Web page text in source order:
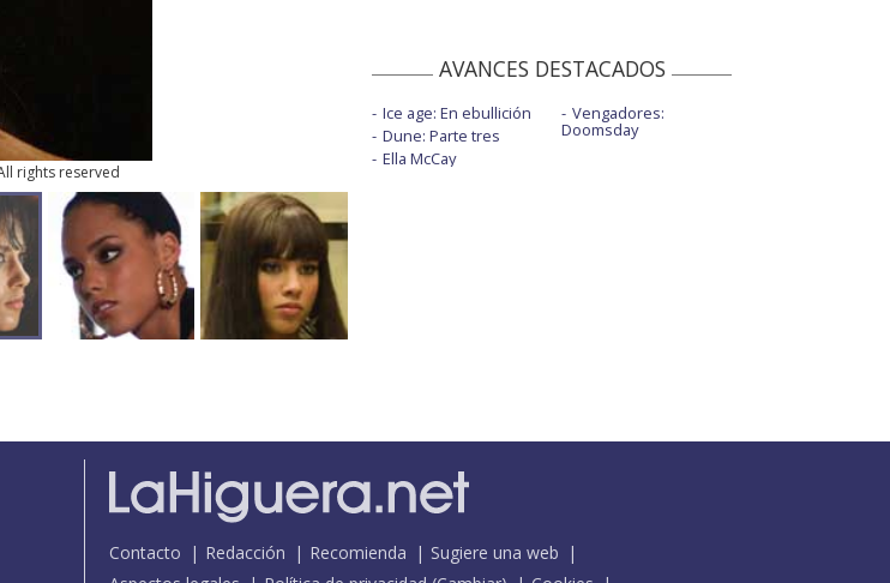
rights reserved
AVANCES DESTACADOS
Ice age: En ebullición
Dune: Parte tres
Ella McCay
Vengadores:
Doomsday
Contacto Redacción Recomienda
Sugiere una web